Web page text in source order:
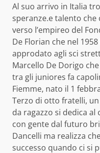
Al suo arrivo in Italia
speranze.e talento che
verso l’empireo del
De Florian che nel
approdato agli sci
Marcello De Dorigo
tra gli juniores fa
Fiemme, nato il 1
Terzo di otto fratelli,
da ragazzo si dedica
con gente dal futuro
Dancelli ma realizza
successo quando ci si